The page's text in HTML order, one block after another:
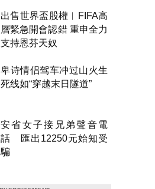
出售世界盃股權︱FIFA高
層緊急開會認錯 重申全力
支持恩芬天奴
卑诗情侣驾车冲过山火生
死线如“穿越末日隧道”
安省女子接兄弟聲音電
話 匯出12250元始知受
騙